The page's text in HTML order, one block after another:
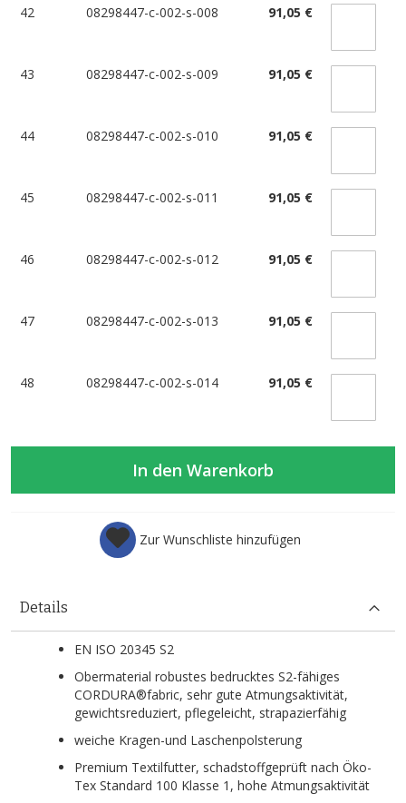
42 08298447-c-002-s-008 91,05 €
43 08298447-c-002-s-009 91,05 €
44 08298447-c-002-s-010 91,05 €
45 08298447-c-002-s-011 91,05 €
46 08298447-c-002-s-012 91,05 €
47 08298447-c-002-s-013 91,05 €
48 08298447-c-002-s-014 91,05 €
In den Warenkorb
Zur Wunschliste hinzufügen
Details
EN ISO 20345 S2
Obermaterial robustes bedrucktes S2-fähiges
CORDURA®fabric, sehr gute Atmungsaktivität,
gewichtsreduziert, pflegeleicht, strapazierfähig
weiche Kragen-und Laschenpolsterung
Premium Textilfutter, schadstoffgeprüft nach Öko-
Tex Standard 100 Klasse 1, hohe Atmungsaktivität